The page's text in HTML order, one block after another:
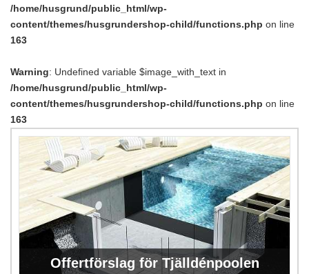
/home/husgrund/public_html/wp-
content/themes/husgrundershop-child/functions.php on line
163
Warning: Undefined variable $image_with_text in
/home/husgrund/public_html/wp-
content/themes/husgrundershop-child/functions.php on line
163
Offertförslag för Tjälldénpoolen